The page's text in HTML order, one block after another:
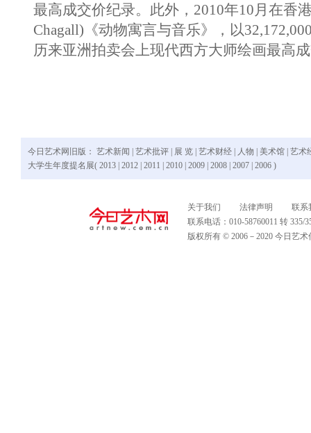
最高成交价纪录。此外，2010年10月在香
Chagall)《动物寓言与音乐》，以
历来亚洲拍卖会上现代西方大师绘画最高
今日艺术网旧版： 艺术新闻 艺术批评 展 览 艺术财经 人物 美术馆 艺术
大学生年度提名展( 2013 2012 2011 2010 2009 2008 2007 2006 )
关于我们 法律声明
联系
联系电话：010-58760011 转
版权所有 © 2006－2020 今日艺